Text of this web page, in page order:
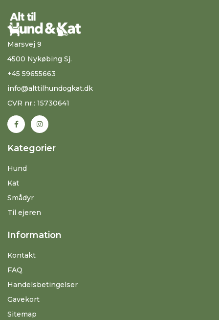
Marsvej 9
4500 Nykøbing Sj.
+45 59655663
info@alttilhundogkat.dk
CVR nr.: 15730641
Kategorier
Hund
Kat
Smådyr
Til ejeren
Information
Kontakt
FAQ
Handelsbetingelser
Gavekort
Sitemap